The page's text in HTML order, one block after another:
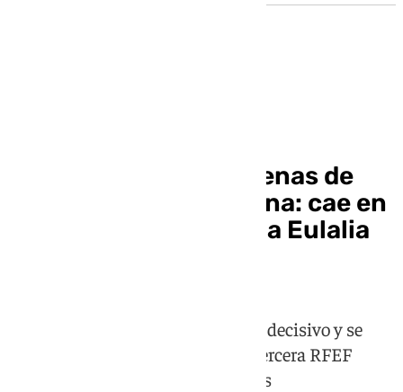
Adiós al sueño del Arenas de
Armilla de Jorge Molina: cae en
la final contra el Santa Eulalia
Los granadinos caen en el partido decisivo y se
quedan otra temporada más en Tercera RFEF
mientras que sí suben los baleares